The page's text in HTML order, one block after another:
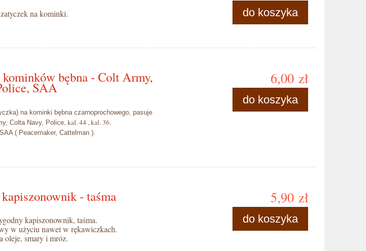
na kominki. do koszyka
kominków bębna - Colt Army,
SAA
na kominki bębna czarnoprochowego, pasuje
Colta Navy, Police, kal. 44 , kal. 36.
( Peacemaker, Cattelman ).
6,00 zł
do koszyka
- taśma
kapiszonownik, taśma.
w użyciu nawet w rękawiczkach.
oleje, smary i mróz.
5,90 zł
do koszyka